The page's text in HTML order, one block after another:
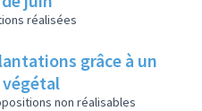
réalisées
grâce à un
non réalisables